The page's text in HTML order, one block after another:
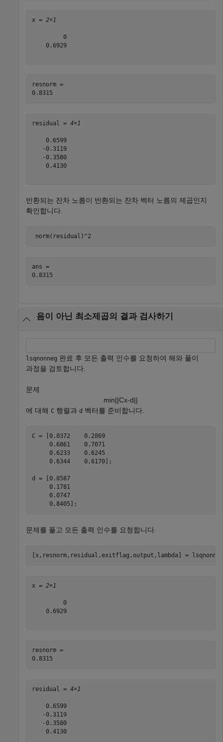
x = 2×1
         0
    0.6929
resnorm =
residual = 4×1
    0.6599
   -0.3119
   -0.3580
    0.4130
반환되는 잔차 노름이 반환되는 잔차 벡터 노름의 제곱인지
확인합니다.
norm(residual)^2
ans =
음이 아닌 최소제곱의 결과 검사하기
lsqnonneg 완료 후 모든 출력 인수를 요청하여 해와 풀이
과정을 검토합니다.
문제
min||Cx-d||
에 대해 C 행렬과 d 벡터를 준비합니다.
C = [0.0372    0.2869
     0.6861    0.7071
     0.6233    0.6245
     0.6344    0.6170];
d = [0.8587
     0.1781
     0.0747
     0.8405];
문제를 풀고 모든 출력 인수를 요청합니다.
[x,resnorm,residual,exitflag,output,lambda] =
x = 2×1
         0
    0.6929
resnorm =
residual = 4×1
    0.6599
   -0.3119
   -0.3580
    0.4130